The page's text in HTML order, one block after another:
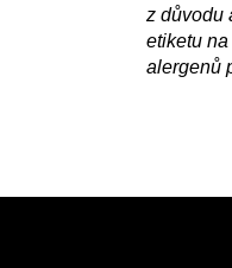
z důvodu
etiketu
alergenů